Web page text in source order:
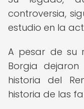
controversia,
estudio en la
A pesar de su
Borgia
historia del
historia de las